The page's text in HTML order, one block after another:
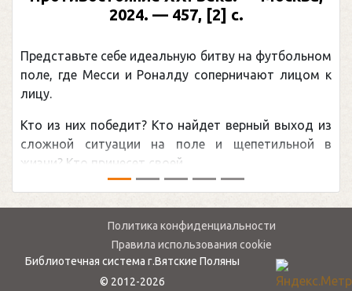
2024. — 457, [2] с.
Представьте себе идеальную битву на футбольном
поле, где Месси и Роналду соперничают лицом к
лицу.
Кто из них победит? Кто найдет верный выход из
сложной ситуации на поле и щепетильной в
жизни? Кто принесет своей ...
Политика конфиденциальности
Правила использования cookie
Библиотечная система г.Вятские Поляны
© 2012-2026